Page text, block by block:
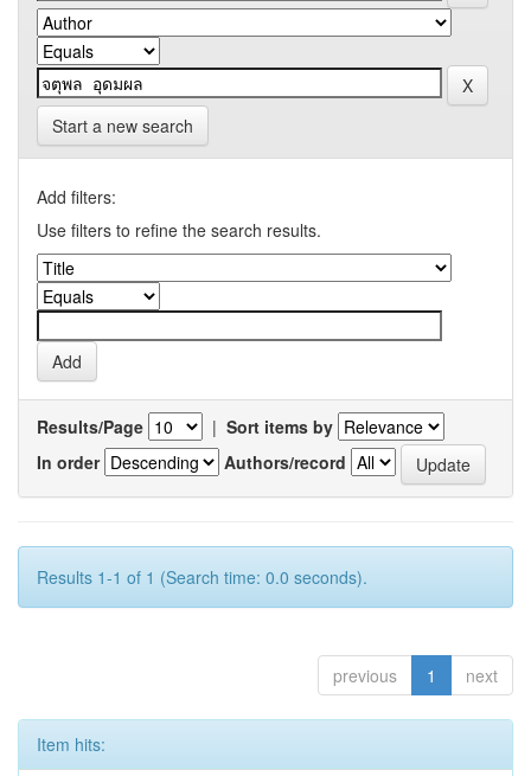
Start a new search
Add filters:
Use filters to refine the search results.
Results/Page | Sort items by
In order
Authors/record
Results 1-1 of 1 (Search time: 0.0 seconds).
previous 1 next
Item hits: